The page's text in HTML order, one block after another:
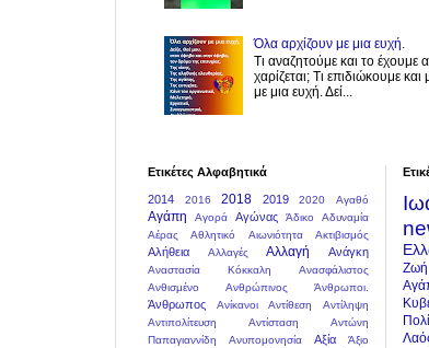
Όλα αρχίζουν με μια ευχή.
Τι αναζητούμε και το έχουμε
χαρίζεται; Τι επιδιώκουμε
με μια ευχή. Δεί...
Ετικέτες Αλφαβητικά
2014 2016 2018 2019 2020 Αγαθό
Αγάπη Αγορά Αγώνας Άδικο
Αδυναμία
Αέρας
Αθλητικό Αιωνιότητα Ακτιβισμός
Αλήθεια Αλλαγές Αλλαγή Ανάγκη
Αναστασία Κόκκαλη
Ανασφάλιστος
Ανθισμένο
Ανθρώπινος Άνθρωποι.
Άνθρωπος Ανίκανοι Αντίθεση
Αντίληψη
Αντιπολίτευση
Αντίσταση
Αντώνη
Παπαγιαννίδη
Ανυπομονησία Αξία
Άξιο
Ζωή